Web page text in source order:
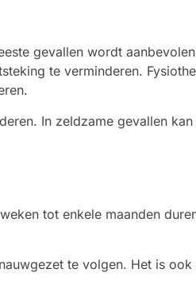
gevallen wordt
te verminderen.
In zeldzame gevallen
tot enkele maanden
te volgen. Het is ook